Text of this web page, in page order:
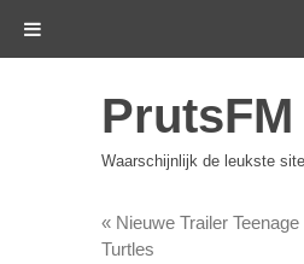
PrutsFM
Waarschijnlijk de leukste
« Nieuwe Trailer
Turtles